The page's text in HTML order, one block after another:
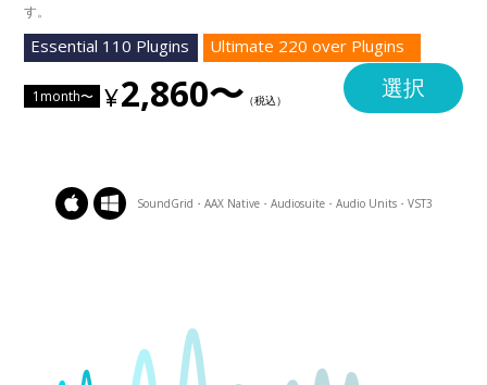
す。
Essential 110 Plugins Ultimate 220 over Plugins
1month〜 2,860〜 選択
SoundGrid・AAX Native・Audiosuite・Audio Units・VST3